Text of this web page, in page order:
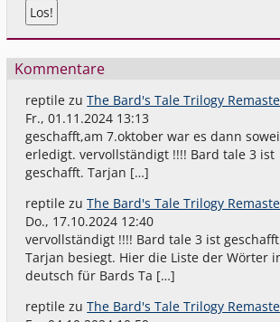
Kommentare
reptile zuThe Bard's Tale Trilogy
Fr., 01.11.2024 13:13
geschafft,am 7.oktober war es dann
erledigt. vervollständigt !!!! Bard tale 3 ist
geschafft. Tarjan […]
reptile zuThe Bard's Tale Trilogy
Do., 17.10.2024 12:40
vervollständigt !!!! Bard tale 3 ist
Tarjan besiegt. Hier die Liste der Wörter
deutsch für Bards Ta […]
reptile zuThe Bard's Tale Trilogy